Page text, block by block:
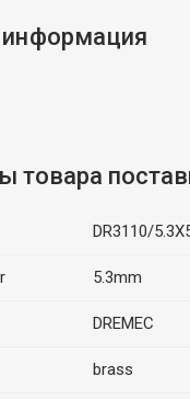
товара
DR3110/
5.3mm
DREMEC
brass